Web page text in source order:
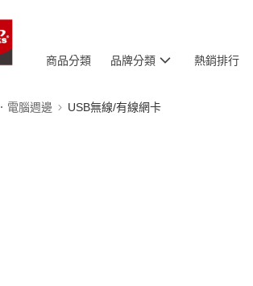
商品分類 品牌分類 熱銷排行
．電腦週邊 USB無線/有線網卡